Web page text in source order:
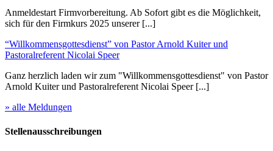
Anmeldestart Firmvorbereitung. Ab Sofort gibt es die Möglichkeit,
sich für den Firmkurs 2025 unserer [...]
“Willkommensgottesdienst” von Pastor Arnold Kuiter und
Pastoralreferent Nicolai Speer
Ganz herzlich laden wir zum "Willkommensgottesdienst" von Pastor
Arnold Kuiter und Pastoralreferent Nicolai Speer [...]
» alle Meldungen
Stellenausschreibungen